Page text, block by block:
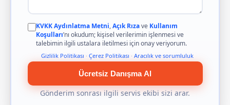
KVKK Aydınlatma Metni,Açık Rızave Kullanım
Koşulları’nı okudum; kişisel verilerimin işlenmesi ve
talebimin ilgili ustalara iletilmesi için onay veriyorum.
Gizlilik Politikası · Çerez Politikası · Aracılık ve sorumluluk
Ücretsiz Danışma Al
Gönderim sonrası ilgili servis ekibi sizi arar.